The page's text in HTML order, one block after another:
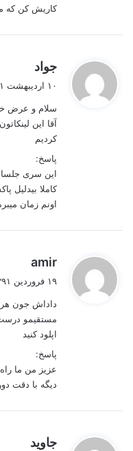
کاریش کن که
جواد
:
۱۰ اردیبهشت ۱۳۹۱ در ۱۰:۲۲ ب٫ظ
سلام و عرض
آقا این
کردیم
پاسخ:
این سری
کاملا بیدلیل
اونم زمان
amir
:
۱۹ فروردین ۱۳۹۱ در ۱۰:۱۴ ب٫ظ
داداش جون
مستقیمو درست
اپلود کنید
پاسخ:
عزیز من ما راه
دیگه با دقت
جاوید